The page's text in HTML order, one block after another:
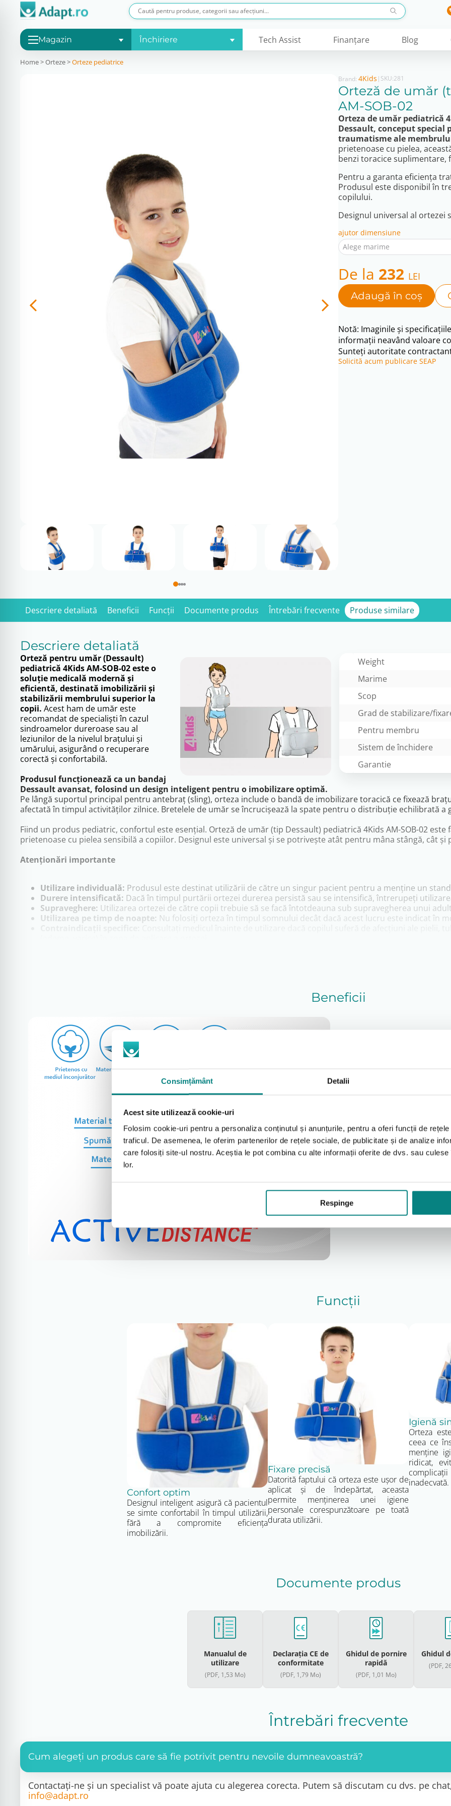
Consimțământ Detalii
Acest site utilizează cookie-uri
Folosim cookie-uri pentru a personaliza conținutul și anunțurile, pentru a oferi funcții de
traficul. De asemenea, le oferim partenerilor de rețele sociale, de publicitate și de analize
care folosiți site-ul nostru. Aceștia le pot combina cu alte informații oferite de dvs. sau
lor.
Respinge
Magazin Închiriere Tech Assist Finanţare Blog
Home>Orteze>Orteze pediatrice
Brand: 4Kids | SKU:281
Orteză de umăr
AM-SOB-02
Orteza de umăr pediatrică
Dessault, conceput
traumatisme ale
prietenoase cu pielea,
benzi toracice suplimentare,
Pentru a garanta eficiența
Produsul este disponibil în
copilului.
Designul universal al ortezei
ajutor dimensiune
Alege marime
De la 232 LEI
Adaugă în coș
Notă: Imaginile și
informații neavând valoare
Sunteți autoritate
Solicită acum publicare SEAP
Descriere detaliată Beneficii Funcții Documente produs Întrebări frecvente Produse similare
Descriere detaliată
Weight
Marime
Scop
Grad de stabilizare/
Pentru membru
Sistem de închidere
Garantie
Orteză pentru umăr (Dessault)
pediatrică 4Kids AM-SOB-02 este o
soluție medicală modernă și
eficientă, destinată imobilizării și
stabilizării membrului superior la
copii. Acest ham de umăr este
recomandat de specialiști în cazul
sindroamelor dureroase sau al
leziunilor de la nivelul brațului și
umărului, asigurând o recuperare
corectă și confortabilă.
Produsul funcționează ca un bandaj
Dessault avansat, folosind un design inteligent pentru o imobilizare optimă.
Pe lângă suportul principal pentru antebraț (sling), orteza include o bandă de imobilizare toracică ce fixează
afectată în timpul activităților zilnice. Bretelele de umăr se încrucișează la spate pentru o distribuție echilibrată
Fiind un produs pediatric, confortul este esențial. Orteză de umăr (tip Dessault) pediatrică 4Kids AM-SOB-02
prietenoase cu pielea sensibilă a copiilor. Designul este universal și se potrivește atât pentru mâna stângă, cât și
Atenționări importante
Utilizare individuală: Produsul este destinat utilizării de către un singur pacient pentru a menține un
Durere intensificată: Dacă în timpul purtării ortezei durerea persistă sau se intensifică, întrerupeți
Supraveghere: Utilizarea ortezei de către copii trebuie să se facă întotdeauna sub supravegherea unui
Utilizarea pe timp de noapte: Nu folosiți orteza în timpul somnului decât dacă acest lucru este indicat în
Spălați orteza manual, cu săpun, în apă la o temperatură de maxim 30°C.
Clătiți bine și lăsați produsul la uscat complet, departe de surse directe de căldură (calorifer, sobă, lumina
Scopul utilizării
Orteza pentru umăr poate fi folosită în următoarele cazuri:
Durere puternică la articulaţia umărului (protecţie temporară);
Dislocarea articulaţiei;
Operaţie la umăr sau cot (care nu necesită bandaj din ghips):
În cazul necesităţii de susţinere sau reparare parţială a membrului superior (gâtul rupt al osului humerus și
După îndepărtarea pansamentului din ghips, ca stabilizare.
Beneficii
Ajustare și
ActiveDistance™ este
în 3 straturi. Este
strat de poliamidă
a materialului
potrivire perfectă.
neelastic, așadar
spumei pentru confort,
confortul în timpul
Funcții
Confort optim
Designul inteligent asigură că pacientul
se simte confortabil în timpul utilizării,
fără a compromite eficiența
imobilizării.
Fixare precisă
Datorită faptului că orteza este ușor de
aplicat și de îndepărtat, aceasta
permite menținerea unei igiene
personale corespunzătoare pe toată
durata utilizării.
Igienă
Orteza
ceea ce
menține
ridicat,
inadecvată.
Documente produs
Manualul de
utilizare
(PDF, 1,53 Mo)
Declarația CE de
conformitate
(PDF, 1,79 Mo)
Ghidul de pornire
rapidă
(PDF, 1,01 Mo)
Ghidul
(PDF,
Întrebări frecvente
Cum alegeți un produs care să fie potrivit pentru nevoile dumneavoastră?
Contactați-ne și un specialist vă poate ajuta cu alegerea corecta. Putem să discutam cu dvs. pe
info@adapt.ro